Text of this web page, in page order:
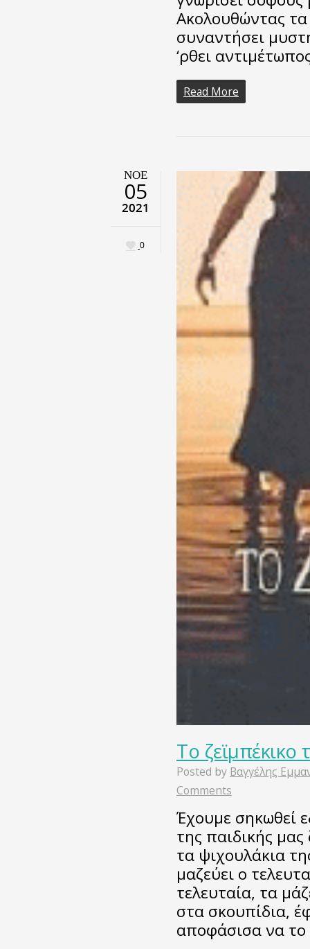
Ακολουθώντας
συναντήσει
‘ρθει
Read More
ΝΟΈ
05
2021
0
Το ζεϊμπέκικο
Posted by Βαγγέλης
Comments
Έχουμε σηκωθεί
της παιδικής
τα ψιχουλάκια
μαζεύει ο
τελευταία, τα
στα σκουπίδια,
αποφάσισα να